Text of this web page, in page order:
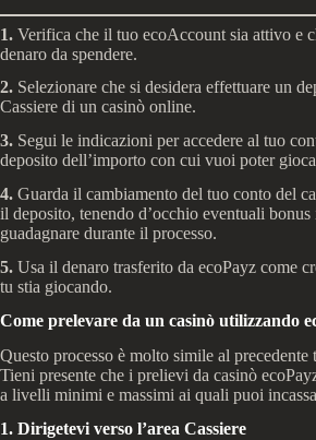
1. Verifica che il tuo ecoAccount sia attivo e
denaro da spendere.
2. Selezionare che si desidera effettuare un
Cassiere di un casinò online.
3. Segui le indicazioni per accedere al tuo
deposito dell’importo con cui vuoi poter
4. Guarda il cambiamento del tuo conto del
il deposito, tenendo d’occhio eventuali bonus
guadagnare durante il processo.
5. Usa il denaro trasferito da ecoPayz come
tu stia giocando.
Come prelevare da un casinò utilizzando
Questo processo è molto simile al precedente
Tieni presente che i prelievi da casinò
a livelli minimi e massimi ai quali puoi
1. Dirigetevi verso l’area Cassiere